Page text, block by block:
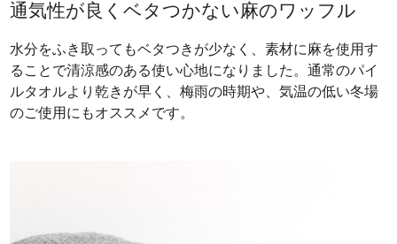
通気性が良くベタつかない麻のワッフル
水分をふき取ってもベタつきが少なく、素材に麻を使用す
ることで清涼感のある使い心地になりました。通常のパイ
ルタオルより乾きが早く、梅雨の時期や、気温の低い冬場
のご使用にもオススメです。